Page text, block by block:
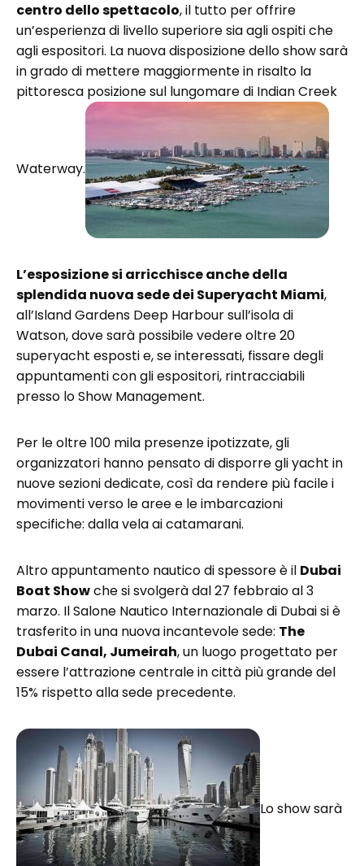
centro dello spettacolo, il tutto per offrire
un’esperienza di livello superiore sia agli ospiti che
agli espositori. La nuova disposizione dello show sarà
in grado di mettere maggiormente in risalto la
pittoresca posizione sul lungomare di Indian Creek
Waterway.
L’esposizione si arricchisce anche della
splendida nuova sede dei Superyacht Miami,
all’Island Gardens Deep Harbour sull’isola di
Watson, dove sarà possibile vedere oltre 20
superyacht esposti e, se interessati, fissare degli
appuntamenti con gli espositori, rintracciabili
presso lo Show Management.
Per le oltre 100 mila presenze ipotizzate, gli
organizzatori hanno pensato di disporre gli yacht in
nuove sezioni dedicate, così da rendere più facile i
movimenti verso le aree e le imbarcazioni
specifiche: dalla vela ai catamarani.
Altro appuntamento nautico di spessore è il Dubai
Boat Showche si svolgerà dal 27 febbraio al 3
marzo. Il Salone Nautico Internazionale di Dubai si è
trasferito in una nuova incantevole sede: The
Dubai Canal, Jumeirah, un luogo progettato per
essere l’attrazione centrale in città più grande del
15% rispetto alla sede precedente.
Lo show sarà